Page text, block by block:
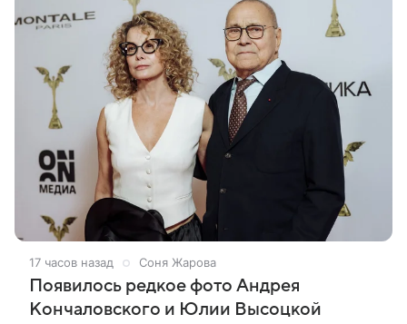
17 часов назад Соня Жарова
Появилось редкое фото Андрея
Кончаловского и Юлии Высоцкой